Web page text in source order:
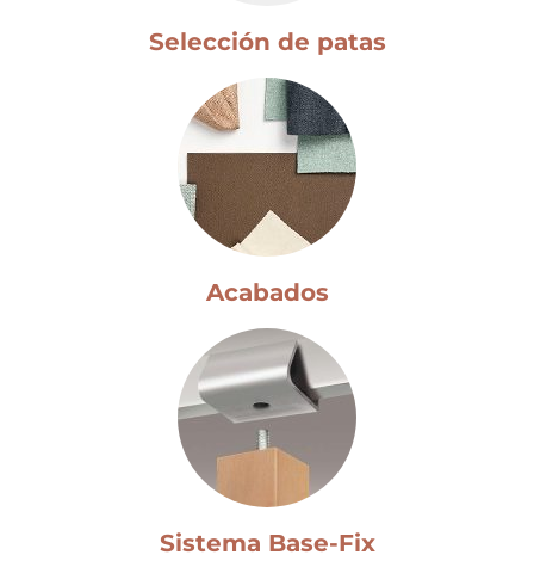
Selección de patas
Acabados
Sistema Base-Fix